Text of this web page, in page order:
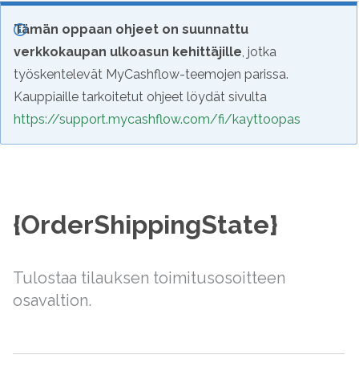
Tämän oppaan ohjeet on suunnattu
verkkokaupan ulkoasun kehittäjille, jotka
työskentelevät MyCashflow-teemojen parissa.
Kauppiaille tarkoitetut ohjeet löydät sivulta
https://support.mycashflow.com/fi/kayttoopas
{OrderShippingState}
Tulostaa tilauksen toimitusosoitteen
osavaltion.